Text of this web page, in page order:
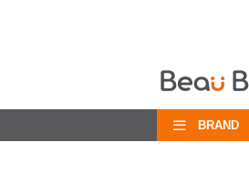
BRAND